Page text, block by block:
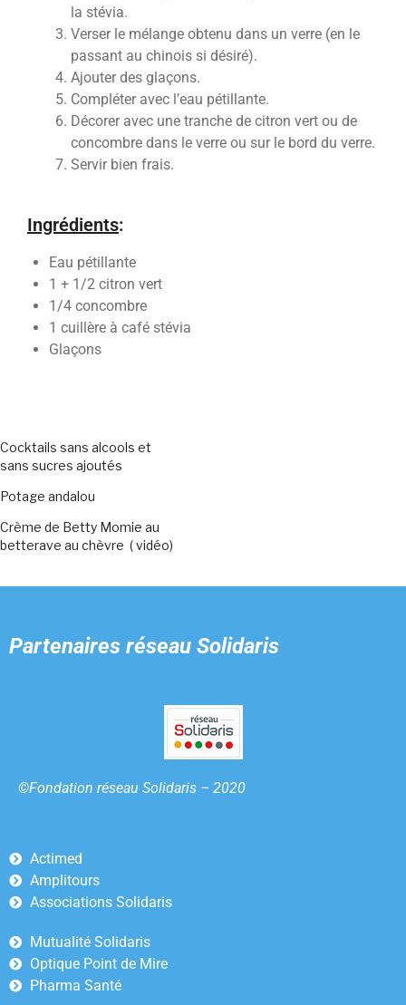
la stévia.
Verser le mélange obtenu dans un verre (en le
passant au chinois si désiré).
Ajouter des glaçons.
Compléter avec l’eau pétillante.
Décorer avec une tranche de citron vert ou de
concombre dans le verre ou sur le bord du verre.
Servir bien frais.
Ingrédients:
Eau pétillante
1 + 1/2 citron vert
1/4 concombre
1 cuillère à café stévia
Glaçons
Cocktails sans alcools et
sans sucres ajoutés
Potage andalou
Crème de Betty Momie au
betterave au chèvre ( vidéo)
Partenaires réseau Solidaris
©Fondation réseau Solidaris – 2020
Actimed
Amplitours
Associations Solidaris
Mutualité Solidaris
Optique Point de Mire
Pharma Santé